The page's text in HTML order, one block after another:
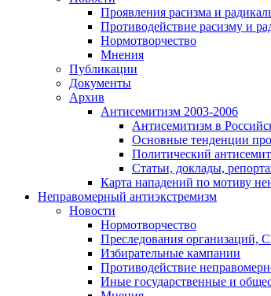
Проявления расизма и
Противодействие расизму и
Нормотворчество
Мнения
Публикации
Документы
Архив
Антисемитизм 2003-2006
Антисемитизм в
Основные тенденции
Политический
Статьи, доклады,
Карта нападений по мотиву
Неправомерный антиэкстремизм
Новости
Нормотворчество
Преследования организаций,
Избирательные кампании
Противодействие
Иные государственные и